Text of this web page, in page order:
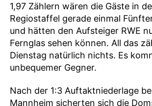
1,97 Zählern wären die Gäste in
Regiostaffel gerade einmal
und hätten den Aufsteiger RWE
Fernglas sehen können. All das
Dienstag natürlich nichts. Es
unbequemer Gegner.
Nach der 1:3 Auftaktniederlage
Mannheim sicherten sich die